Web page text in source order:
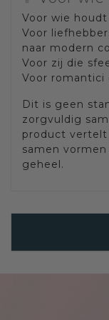
Voor wie
Voor
naar modern
Voor zij die
Voor romantici
Dit is geen
zorgvuldig
product vertelt
samen
geheel.